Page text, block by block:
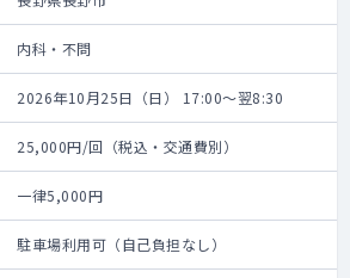
内科・不問
2026年10月25日（日） 17:00～翌8:30
25,000円/回（税込・交通費別）
一律5,000円
駐車場利用可（自己負担なし）